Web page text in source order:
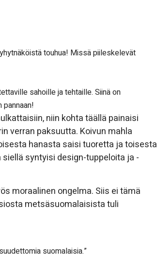
touhua! Missä piileskelevät
sahoille ja tehtaille. Siinä on
niin kohta täällä painaisi
verran paksuutta. Koivun mahla
hanasta saisi tuoretta ja toisesta
syntyisi design-tuppeloita ja -
moraalinen ongelma. Siis ei tämä
metsäsuomalaisista tuli
suomalaisia.”